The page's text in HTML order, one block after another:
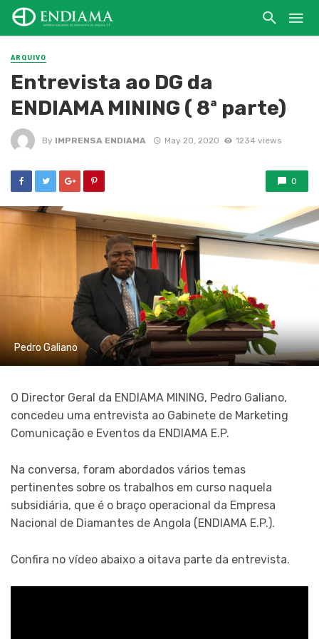
ARQUIVO
Entrevista ao DG da
ENDIAMA MINING ( 8ª parte)
By IMPRENSA ENDIAMA May 20, 2020 1234 views
0
Pedro Galiano
O Director Geral da ENDIAMA MINING, Pedro Galiano,
concedeu uma entrevista ao Gabinete de Marketing
Comunicação e Eventos da ENDIAMA E.P.
Na conversa, foram abordados vários temas
pertinentes sobre os trabalhos em curso naquela
subsidiária, que é o braço operacional da Empresa
Nacional de Diamantes de Angola (ENDIAMA E.P.).
Confira no vídeo abaixo a oitava parte da entrevista.